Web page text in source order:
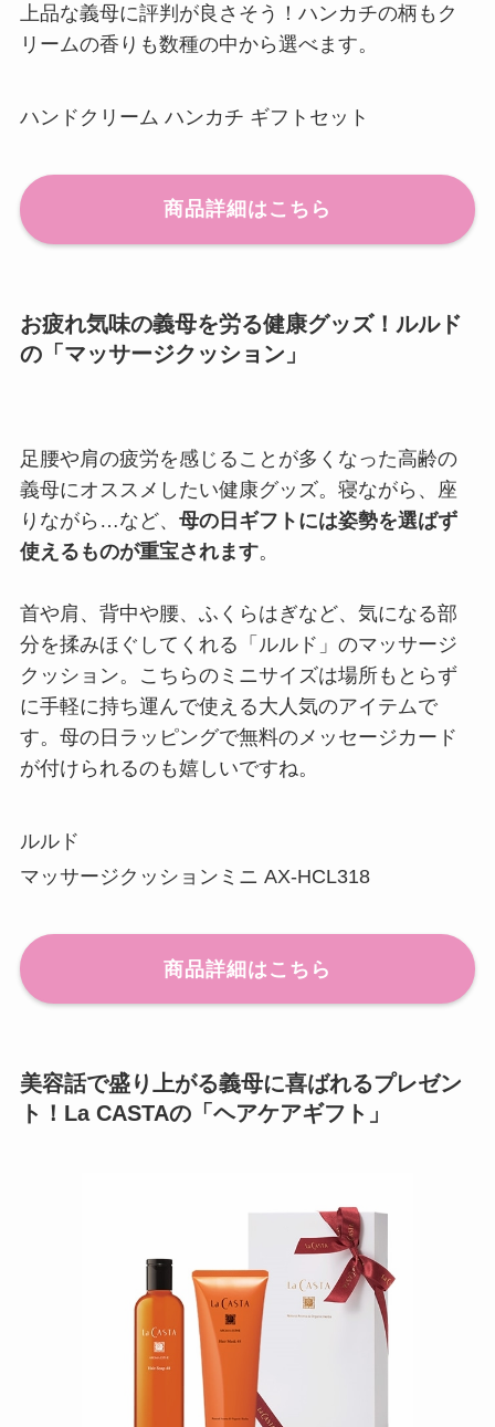
上品な義母に評判が良さそう！ハンカチの柄もク
リームの香りも数種の中から選べます。
ハンドクリーム ハンカチ ギフトセット
商品詳細はこちら
お疲れ気味の義母を労る健康グッズ！ルルド
の「マッサージクッション」
足腰や肩の疲労を感じることが多くなった高齢の
義母にオススメしたい健康グッズ。寝ながら、座
りながら…など、 母の日ギフトには姿勢を選ばず
使えるものが重宝されます。
首や肩、背中や腰、ふくらはぎなど、気になる部
分を揉みほぐしてくれる「ルルド」のマッサージ
クッション。こちらのミニサイズは場所もとらず
に手軽に持ち運んで使える大人気のアイテムで
す。母の日ラッピングで無料のメッセージカード
が付けられるのも嬉しいですね。
ルルド
マッサージクッションミニ AX-HCL318
商品詳細はこちら
美容話で盛り上がる義母に喜ばれるプレゼン
ト！La CASTAの「ヘアケアギフト」